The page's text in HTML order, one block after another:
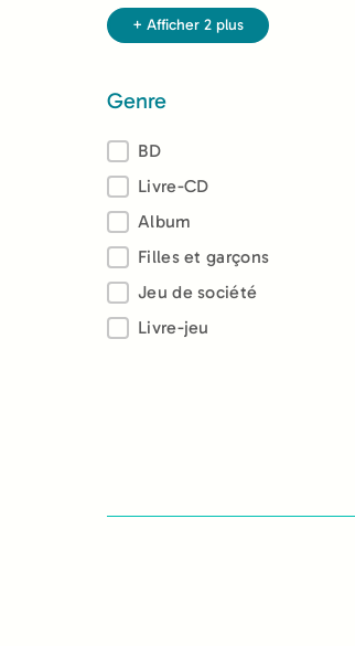
+ Afficher 2 plus
Genre
Genre
BD
Livre-CD
Album
Filles et garçons
Jeu de société
Livre-jeu